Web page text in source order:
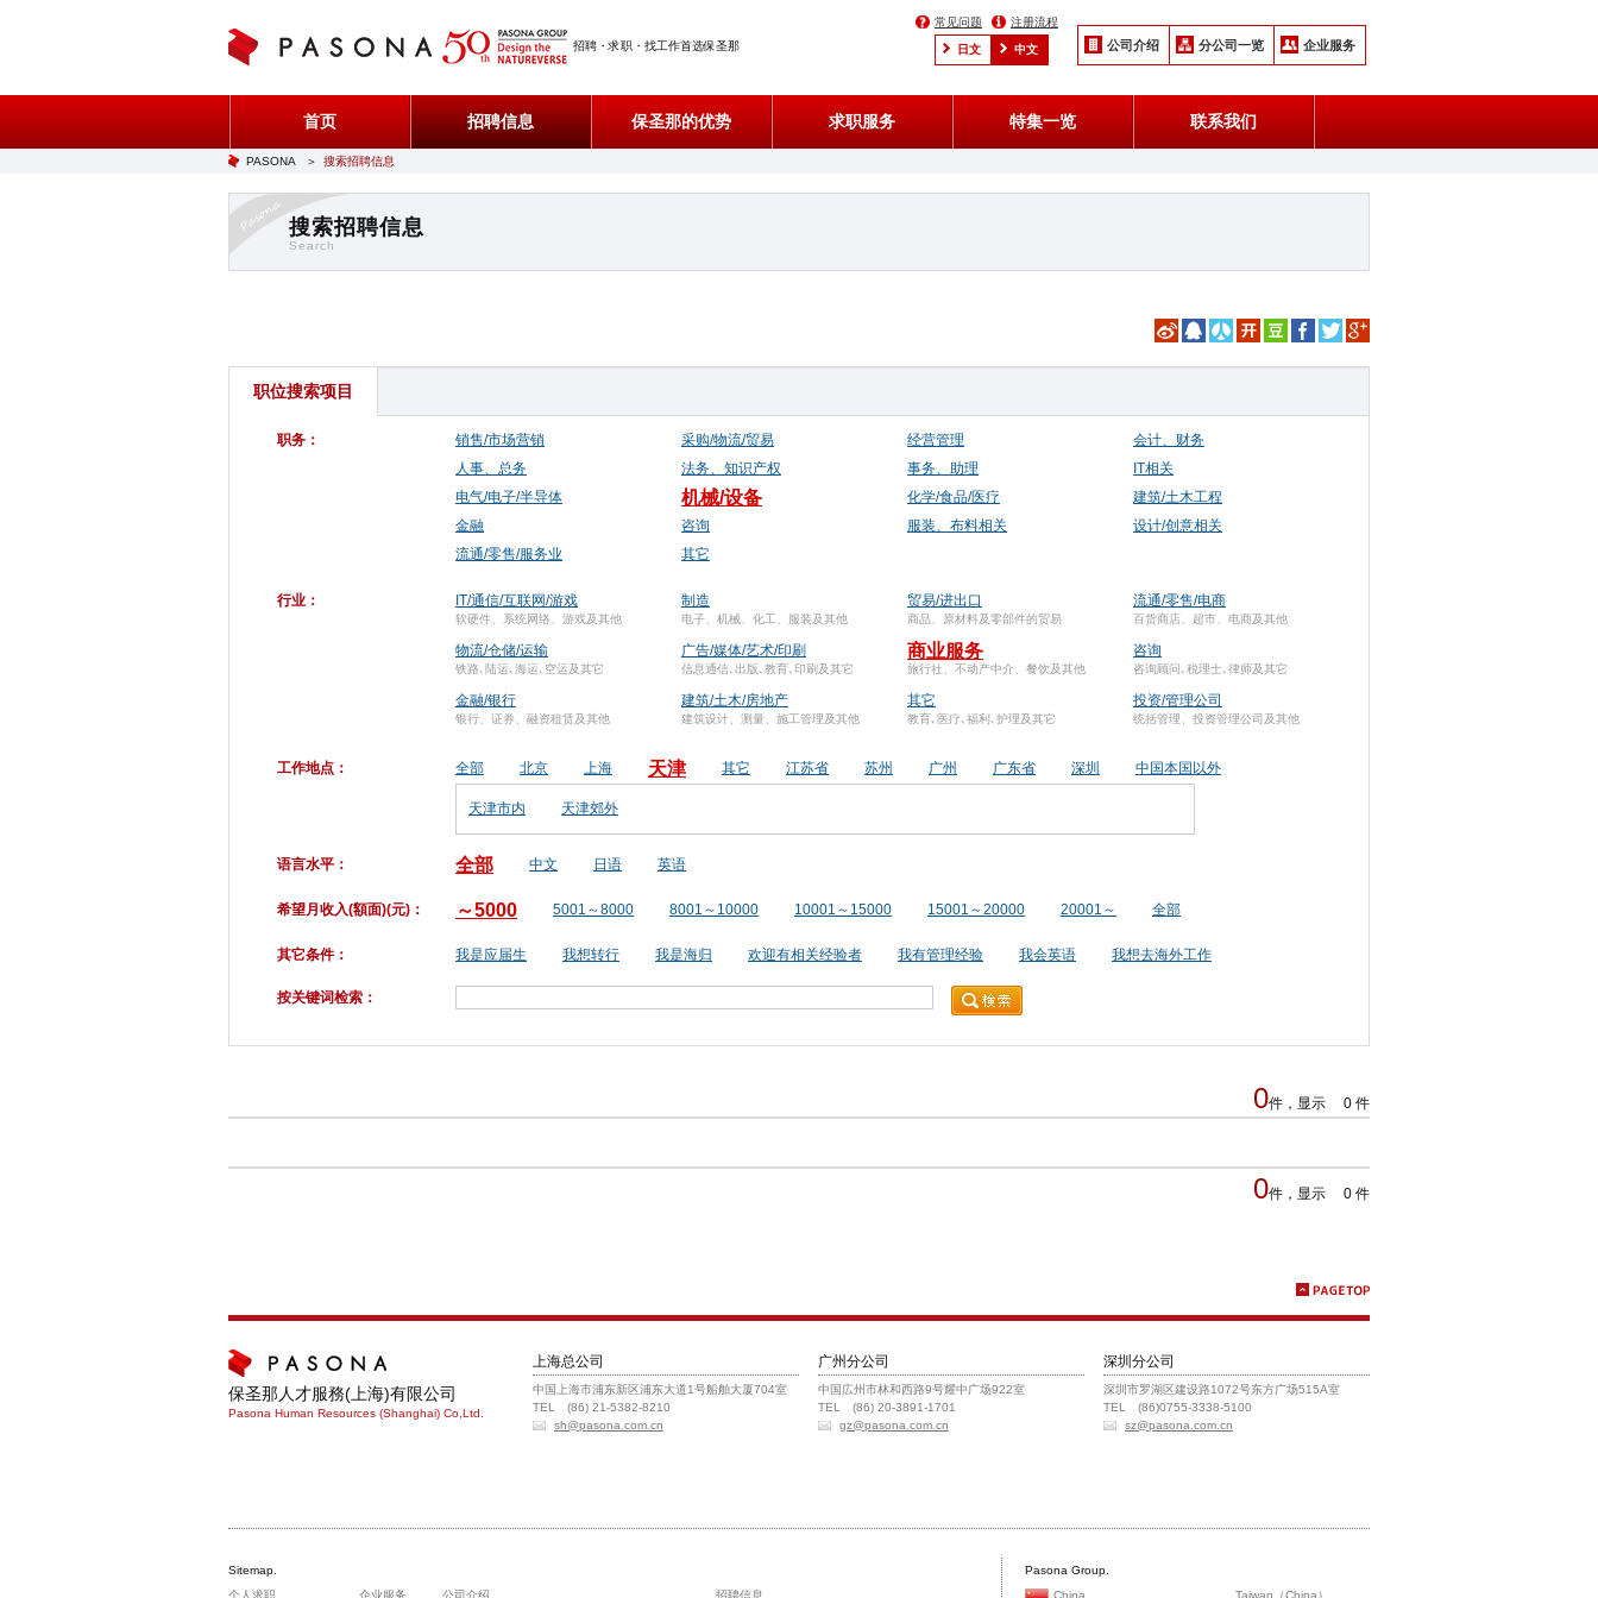
招聘・求职・找工作首选保圣那
常见问题 注册流程
日文 中文 公司介绍 分公司一览 企业服务
首页 招聘信息 保圣那的优势 求职服务 特集一览 联系我们
PASONA ＞ 搜索招聘信息
搜索招聘信息
Search
职位搜索项目
职务： 销售/市场营销 采购/物流/贸易 经营管理
会计、财务
人事、总务
法务、知识产权 事务、助理
IT相关
电气/电子/半导体
机械/设备 化学/食品/医疗
建筑/土木工程
金融
咨询 服装、布料相关
设计/创意相关
流通/零售/服务业
其它
行业： IT/通信/互联网/游戏
软硬件、系统网络、游戏及其他
制造
电子、机械、化工、服装及其他
贸易/进出口
商品、原材料及零部件的贸易
流通/零售/电商
百货商店、超市、电商及其他
物流/仓储/运输
铁路､陆运､海运､空运及其它
广告/媒体/艺术/印刷
信息通信､出版､教育､印刷及其它
商业服务
旅行社、不动产中介、餐饮及其他
咨询
咨询顾问､税理士､律师及其它
金融/银行
银行、证券、融资租赁及其他
建筑/土木/房地产
建筑设计、测量、施工管理及其他
其它
教育､医疗､福利､护理及其它
投资/管理公司
统括管理、投资管理公司及其他
工作地点： 全部 北京 上海 天津 其它 江苏省 苏州 广州 广东省 深圳 中国本国以外
天津市内 天津郊外
语言水平： 全部 中文 日语 英语
希望月收入(額面)(元)： ～5000 5001～8000 8001～10000 10001～15000 15001～20000 20001～ 全部
其它条件： 我是应届生 我想转行 我是海归 欢迎有相关经验者 我有管理经验 我会英语 我想去海外工作
按关键词检索：
0件，显示 0 件
0件，显示 0 件
保圣那人才服務(上海)有限公司
Pasona Human Resources (Shanghai) Co,Ltd.
上海总公司
中国上海市浦东新区浦东大道1号船舶大厦704室
TEL (86) 21-5382-8210
sh@pasona.com.cn
广州分公司
中国広州市林和西路9号耀中广场922室
TEL (86) 20-3891-1701
gz@pasona.com.cn
深圳分公司
深圳市罗湖区建设路1072号东方广场515A室
TEL (86)0755-3338-5100
sz@pasona.com.cn
Sitemap.
个人求职
企业服务 公司介绍 招聘信息
Pasona Group.
China
Taiwan（China）